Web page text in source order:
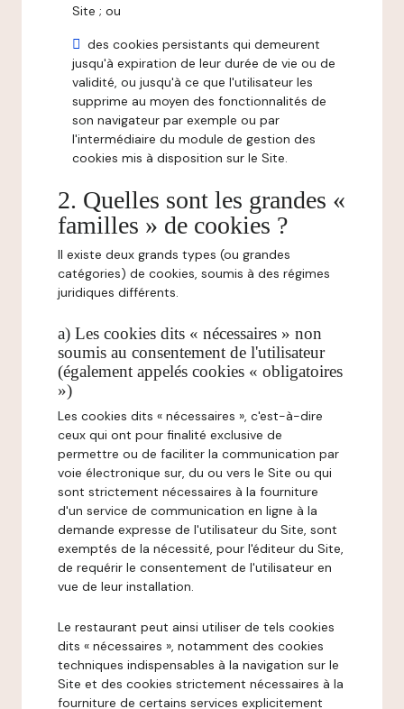
Site ; ou
des cookies persistants qui demeurent
jusqu'à expiration de leur durée de vie ou de
validité, ou jusqu'à ce que l'utilisateur les
supprime au moyen des fonctionnalités de
son navigateur par exemple ou par
l'intermédiaire du module de gestion des
cookies mis à disposition sur le Site.
2. Quelles sont les grandes «
familles » de cookies ?
Il existe deux grands types (ou grandes
catégories) de cookies, soumis à des régimes
juridiques différents.
a) Les cookies dits « nécessaires » non
soumis au consentement de l'utilisateur
(également appelés cookies « obligatoires
»)
Les cookies dits « nécessaires », c'est-à-dire
ceux qui ont pour finalité exclusive de
permettre ou de faciliter la communication par
voie électronique sur, du ou vers le Site ou qui
sont strictement nécessaires à la fourniture
d'un service de communication en ligne à la
demande expresse de l'utilisateur du Site, sont
exemptés de la nécessité, pour l'éditeur du Site,
de requérir le consentement de l'utilisateur en
vue de leur installation.
Le restaurant peut ainsi utiliser de tels cookies
dits « nécessaires », notamment des cookies
techniques indispensables à la navigation sur le
Site et des cookies strictement nécessaires à la
fourniture de certains services explicitement